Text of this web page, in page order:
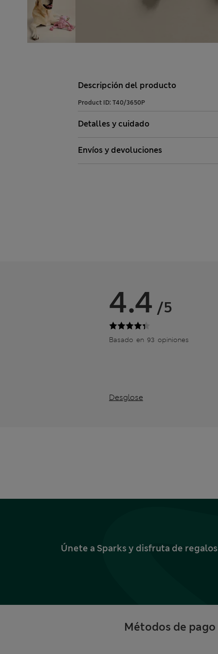
Descripción del producto
Product ID: T40/3650P
Detalles y cuidado
Envíos y devoluciones
4.4 /5
Basado en 93 opiniones
Desglose
Únete a Sparks y disfruta de
Métodos de pago